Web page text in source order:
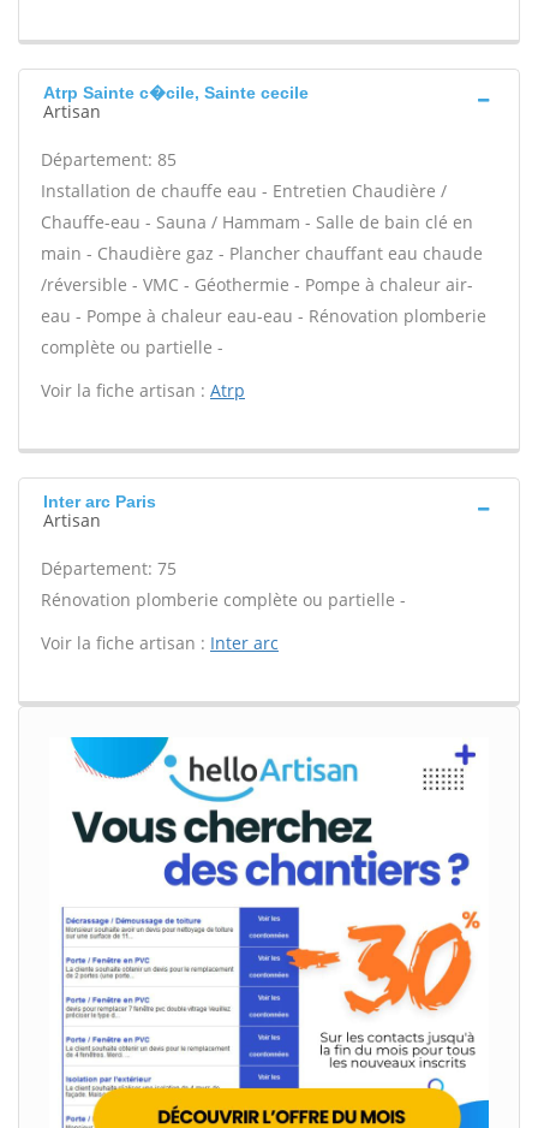
Atrp Sainte c�cile, Sainte cecile
Artisan
Département: 85
Installation de chauffe eau - Entretien Chaudière /
Chauffe-eau - Sauna / Hammam - Salle de bain clé en
main - Chaudière gaz - Plancher chauffant eau chaude
/réversible - VMC - Géothermie - Pompe à chaleur air-
eau - Pompe à chaleur eau-eau - Rénovation plomberie
complète ou partielle -
Voir la fiche artisan : Atrp
Inter arc Paris
Artisan
Département: 75
Rénovation plomberie complète ou partielle -
Voir la fiche artisan : Inter arc